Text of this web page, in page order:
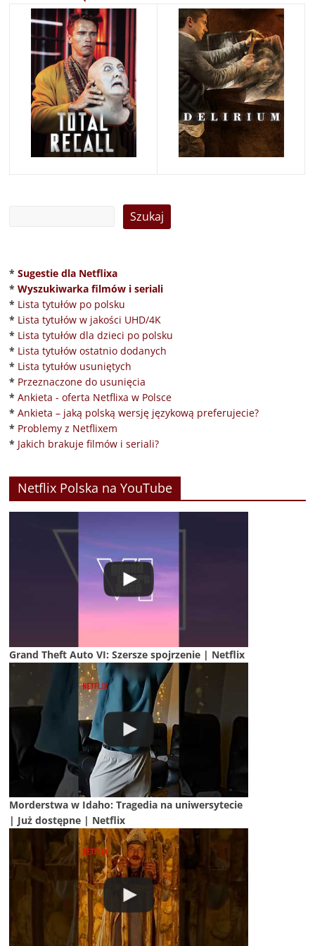
* Sugestie dla Netflixa
* Wyszukiwarka filmów i seriali
* Lista tytułów po polsku
* Lista tytułów w jakości UHD/4K
* Lista tytułów dla dzieci po polsku
* Lista tytułów ostatnio dodanych
* Lista tytułów usuniętych
* Przeznaczone do usunięcia
* Ankieta - oferta Netflixa w Polsce
* Ankieta – jaką polską wersję językową preferujecie?
* Problemy z Netflixem
* Jakich brakuje filmów i seriali?
Netflix Polska na YouTube
Grand Theft Auto VI: Szersze spojrzenie | Netflix
Morderstwa w Idaho: Tragedia na uniwersytecie
| Już dostępne | Netflix